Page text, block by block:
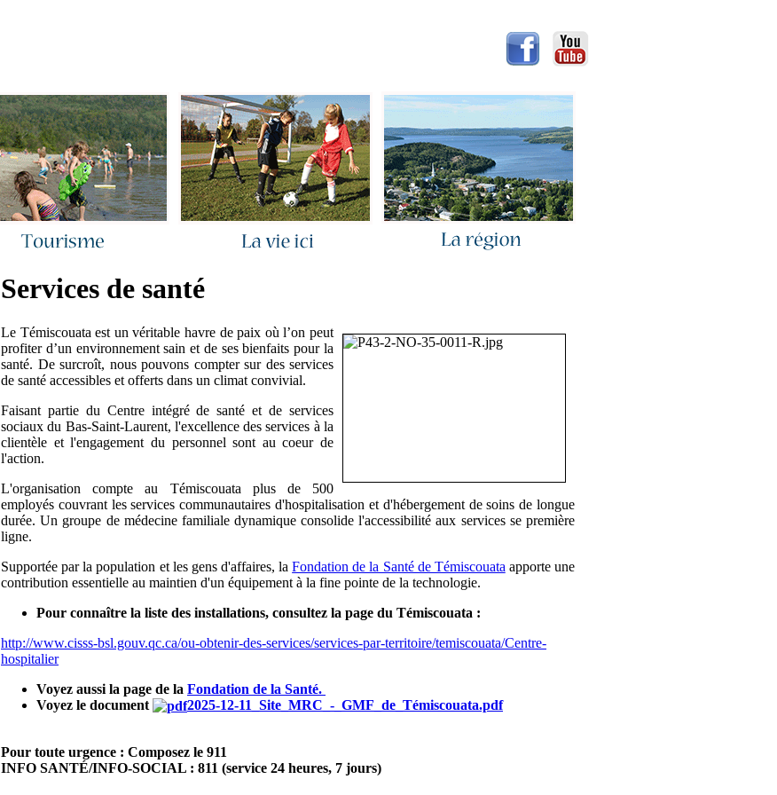
Services de santé
Le Témiscouata est un véritable havre de paix où l’on peut
profiter d’un environnement sain et de ses bienfaits pour la
santé. De surcroît, nous pouvons compter sur des services
de santé accessibles et offerts dans un climat convivial.
Faisant partie du Centre intégré de santé et de services
sociaux du Bas-Saint-Laurent, l'excellence des services à la
clientèle et l'engagement du personnel sont au coeur de
l'action.
L'organisation compte au Témiscouata plus de 500
employés couvrant les services communautaires d'hospitalisation et d'hébergement de soins de longue
durée. Un groupe de médecine familiale dynamique consolide l'accessibilité aux services se première
ligne.
Supportée par la population et les gens d'affaires, laFondation de la Santé de Témiscouata apporte une
contribution essentielle au maintien d'un équipement à la fine pointe de la technologie.
Pour connaître la liste des installations, consultez la page du Témiscouata :
http://www.cisss-bsl.gouv.qc.ca/ou-obtenir-des-services/services-par-territoire/temiscouata/Centre-
hospitalier
Voyez aussi la page de la Fondation de la Santé.
Voyez le document
2025-12-11_Site_MRC_-_GMF_de_Témiscouata.pdf
Pour toute urgence : Composez le 911
INFO SANTÉ/INFO-SOCIAL : 811 (service 24 heures, 7 jours)